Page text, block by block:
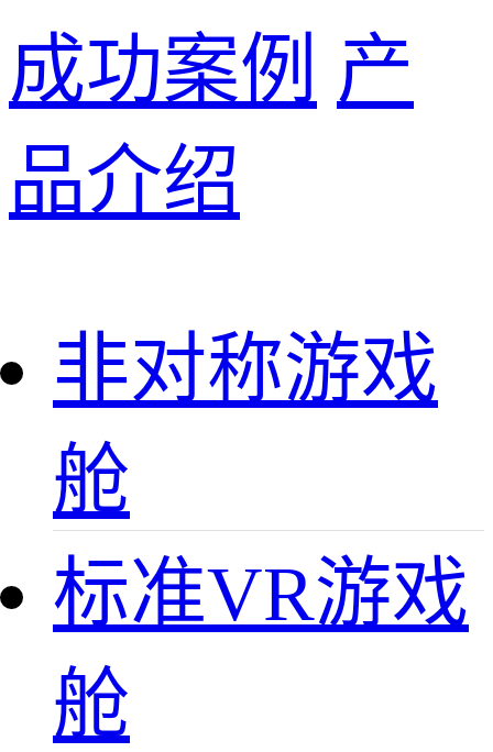
成功案例 产
品介绍
非对称游戏
舱
标准VR游戏
舱